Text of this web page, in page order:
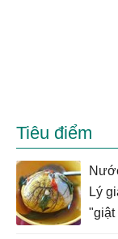
Tiêu điểm
Lý
"giật